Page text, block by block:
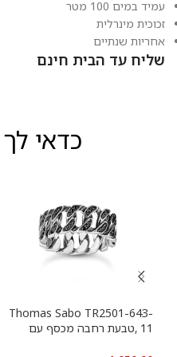
עמיד במים 100 מטר
זכוכית מינרלית
אחריות שנתיים
שליח עד הבית חינם
כדאי
Thomas Sabo TR2501-643-
11 ,טבעת רחבה מכסף עם